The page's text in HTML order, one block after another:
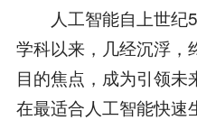
人工智能自上世纪
学科以来，几经沉浮，
目的焦点，成为引领未
在最适合人工智能快速